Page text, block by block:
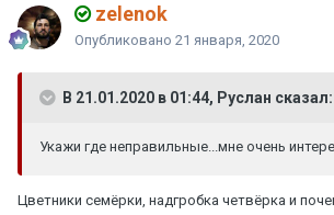
zelenok
Опубликовано 21 января, 2020
В 21.01.2020 в 01:44, Руслан сказал:
Укажи где неправильные...мне очень
Цветники семёрки, надгробка четвёрка и